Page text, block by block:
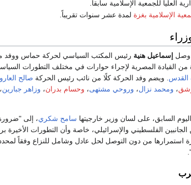
العليا للجمعية الإسلامية سابقاً.
الإسلامية بغزة لمدة عشر سنوات تقريباً.
وصل إسماعيل هنية رئيس المكتب السياسي لحركة حماس ووفد
من القيادة المصرية لإجراء حوارات في مختلف التطورات
. ويضم وفد الحركة كلًا من نائب رئيس الحركة صالح
، ومحمد نزال، وروحي مشتهى، وحسام بدران، وزاهر جبارين
السابق، على لسان وزير خارجيتها سامح شكري، إلى
الفلسطيني والإسرائيلي، خاصة وأن التطورات الأخيرة
استمرارها من دون التوصل لحل عادل وشامل للنزاع وفقاً